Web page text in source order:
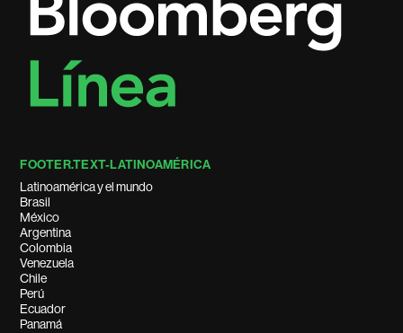
FOOTER.TEXT-LATINOAMÉRICA
Latinoamérica y el mundo
Brasil
México
Argentina
Colombia
Venezuela
Chile
Perú
Ecuador
Panamá